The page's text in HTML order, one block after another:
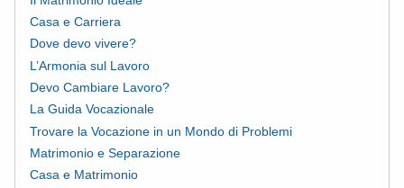
Casa e Carriera
Dove devo vivere?
L’Armonia sul Lavoro
Devo Cambiare Lavoro?
La Guida Vocazionale
Trovare la Vocazione in un Mondo di Problemi
Matrimonio e Separazione
Casa e Matrimonio